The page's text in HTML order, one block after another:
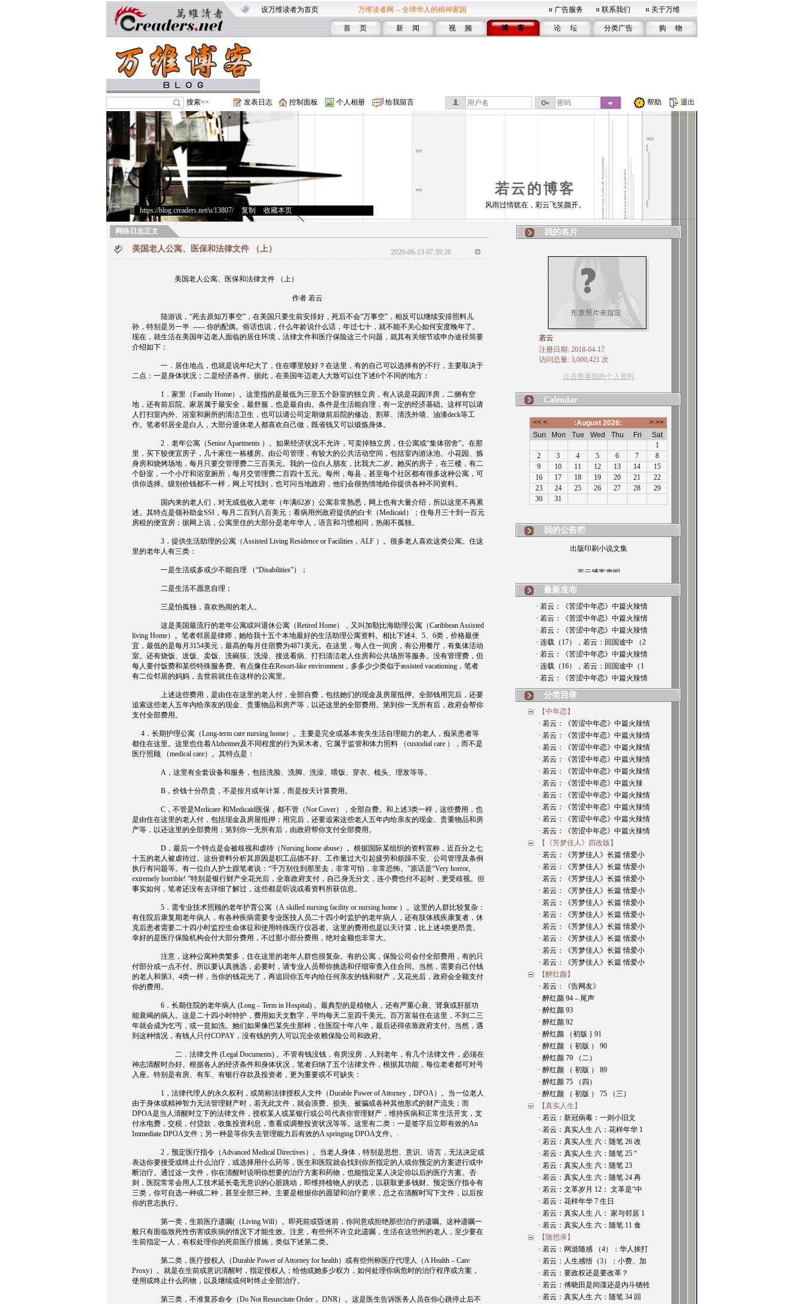
设万维读者为首页 万维读者网 -- 全球华人的精神家园 广告服务 联系我们 关于万维
首 页 新 闻 视 频 博 客 论 坛 分类广告 购 物
搜索>> 发表日志 控制面板 个人相册 给我留言 帮助 退出
若云的博客
https://blog.creaders.net/u/13807/> 复制 收藏本页
风雨过情犹在，彩云飞笑颜开。
网络日志正文
美国老人公寓、医保和法律文件 （上） 2020-06-13 07:39:26
美国老人公寓、医保和法律文件 （上）
作者 若云
陆游说， “死去原知万事空”，在美国只要生前安排好，死后不会“万事空”，相反可以继续安排照料儿
孙，特别是另一半----- 你的配偶。俗话也说，什么年龄说什么话，年过七十，就不能不关心如何安度晚年了。
现在，就生活在美国年迈老人面临的居住环境，法律文件和医疗保险这三个问题，就其有关细节或申办途径简要
介绍如下：
一．居住地点，也就是说年纪大了，住在哪里较好？在这里，有的自己可以选择有的不行，主要取决于
二点：一是身体状况；二是经济条件。据此，在美国年迈老人大致可以住下述6个不同的地方：
1 ．家里（Family Home）。这里指的是最低为三至五个卧室的独立房，有人说是花园洋房，二侧有空
地，还有前后院。家居属于最安全，最舒服，也是最自由。条件是生活能自理，有一定的经济基础。这样可以请
人打扫室内外、浴室和厕所的清洁卫生，也可以请公司定期做前后院的修边、割草、清洗外墙、油漆deck等工
作。笔者邻居全是白人，大部分退休老人都喜欢自己做，既省钱又可以锻炼身体。
2．老年公寓（Senior Apartments ）。如果经济状况不允许，可卖掉独立房，住公寓或“集体宿舍”。在那
里，买下较便宜房子，几十家住一栋楼房。由公司管理，有较大的公共活动空间，包括室内游泳池、小花园、炼
身房和烧烤场地，每月只要交管理费二三百美元。我的一位白人朋友，比我大二岁。她买的房子，在三楼，有二
个卧室，一个小厅和浴室厕所，每月交管理费二百四十五元。每州，每县，甚至每个社区都有很多这种公寓，可
供你选择。级别价钱都不一样，网上可找到，也可问当地政府，他们会很热情地给你提供各种不同资料。
国内来的老人们，对无或低收入老年（年满62岁）公寓非常熟悉，网上也有大量介绍，所以这里不再累
述。其特点是领补助金SSI，每月二百到八百美元；看病用州政府提供的白卡（Medicaid）；住每月三十到一百元
房租的便宜房；据网上说，公寓里住的大部分是老年华人，语言和习惯相同，热闹不孤独。
3．提供生活助理的公寓（Assisted Living Residence or Facilities， ALF ）。很多老人喜欢这类公寓。住这
里的老年人有三类：
一是生活或多或少不能自理 （“Disabilities”）；
二是生活不愿意自理；
三是怕孤独，喜欢热闹的老人。
这是美国最流行的老年公寓或叫退休公寓（Retired Home），又叫加勒比海助理公寓（Caribbean Assisted
living Home）。笔者邻居是律师，她给我十五个本地最好的生活助理公寓资料。相比下述4、 5、 6类，价格最便
宜，最低的是每月 3154美元，最高的每月住宿费为4871美元。在这里，每人住一间房，有公用餐厅，有集体活动
室。还有烧饭、送饭、卖饭、洗碗筷、洗澡、接送看病、打扫清洁老人住房和公共场所等服务。没有管理费，但
每人要付饭费和某些特殊服务费。有点像住在Resort-like environment，多多少少类似于assisted vacationing，笔者
有二位邻居的妈妈，去世前就住在这样的公寓里。
上述这些费用，是由住在这里的老人付，全部自费，包括她们的现金及房屋抵押。全部钱用完后，还要
追索这些老人五年内给亲友的现金、贵重物品和房产等，以还这里的全部费用。第到你一无所有后，政府会帮你
支付全部费用。
4．长期护理公寓（Long-term care nursing home）。主要是完全或基本丧失生活自理能力的老人，痴呆患者等
都住在这里。这里也住着Alzheimer及不同程度的行为呆木者。它属于监管和体力照料 （custodial care ），而不是
医疗照顾
（medical care）。其特点是：
A，这里有全套设备和服务，包括洗脸、洗脚、洗澡、喂饭、穿衣、梳头、理发等等。
B，价钱十分昂贵，不是按月或年计算，而是按天计算费用。
C，不管是Medicare 和Medicaid医保，都不管（Not Cover），全部自费。和上述3类一样，这些费用，也
是由住在这里的老人付，包括现金及房屋抵押；用完后，还要追索这些老人五年内给亲友的现金、贵重物品和房
产等，以还这里的全部费用；第到你一无所有后，由政府帮你支付全部费用。
D，最后一个特点是会被歧视和虐待（Nursing home abuse）。根据国际某组织的资料宣称，近百分之七
十五的老人被虐待过。这份资料分析其原因是职工品德不好、工作量过大引起疲劳和烦躁不安、公司管理及条例
执行有问题等。有一位白人护士跟笔者说： “千万别住到那里去，非常可怕，非常恐怖。 ”原话是“Very horror,
extremely horrible! ”特别是银行财产全花光后，全靠政府支付，自己身无分文，连小费也付不起时，更受歧视。但
事实如何，笔者还没有去详细了解过，这些都是听说或看资料所获信息。
5．需专业技术照顾的老年护育公寓（A skilled nursing facility or nursing home ）。这里的人群比较复杂：
有住院后康复期老年病人，有各种疾病需要专业医技人员二十四小时监护的老年病人，还有肢体残疾康复者，休
克后患者需要二十四小时监控生命体征和使用特殊医疗仪器者。这里的费用也是以天计算，比上述4类更昂贵。
幸好的是医疗保险机构会付大部分费用，不过那小部分费用，绝对金额也非常大。
注意，这种公寓种类繁多，住在这里的老年人群也很复杂。有的公寓，保险公司会付全部费用，有的只
付部分或一点不付。所以要认真挑选，必要时，请专业人员帮你挑选和仔细审查入住合同。当然，需要自己付钱
的老人和第3、 4类一样，当你的钱花光了，再追回你五年内给任何亲友的钱和财产，又花光后，政府会全额支付
你的费用。
6．长期住院的老年病人 (Long – Term in Hospital) 。最典型的是植物人，还有严重心衰、肾衰或肝脏功
能衰竭的病人。这是二十四小时特护，费用如天文数字，平均每天二至四千美元。百万富翁住在这里，不到二三
年就会成为乞丐，或一贫如洗。她们如果像巴某先生那样，住医院十年八年，最后还得依靠政府支付。当然，遇
到这种情况，有钱人只付COPAY，没有钱的穷人可以完全依赖保险公司和政府。
二．法律文件(Legal Documents) 。不管有钱没钱，有房没房，人到老年，有几个法律文件，必须在
神志清醒时办好。根据各人的经济条件和身体状况，笔者归纳了五个法律文件，根据其功能，每位老者都可对号
入座。特别是有房、有车、有银行存款及投资者，更为重要或不可缺失：
1 ，法律代理人的永久权利，或简称法律授权人文件（Durable Power of Attorney， DPOA）。当一位老人
由于身体或精神智力无法管理财产时，若无此文件，就会浪费、损失、被骗或各种其他形式的财产流失；而
DPOA是当人清醒时立下的法律文件，授权某人或某银行或公司代表你管理财产，维持疾病和正常生活开支，支
付水电费，交税，付贷款，收集投资利息，查看或调整投资状况等等。这里有二类：一是签字后立即有效的An
Immediate DPOA文件；另一种是等你失去管理能力后有效的A springing DPOA文件。 .
2，预定医疗指令（Advanced Medical Directives）。当老人身体，特别是思想、意识、语言，无法决定或
表达你要接受或终止什么治疗，或选择用什么药等，医生和医院就会找到你所指定的人或你预定的方案进行或中
断治疗。通过这一文件，你在清醒时说明你想要的治疗方案和药物，也能指定某人决定你以后的医疗方案。否
则，医院常常会用人工技术延长毫无意识的心脏跳动，即维持植物人的状态，以获取更多钱财。预定医疗指令有
三类，你可自选一种或二种，甚至全部三种。主要是根据你的愿望和治疗要求，总之在清醒时写下文件，以后按
你的意志执行。
第一类，生前医疗遗嘱(（Living Will）。即死前或昏迷前，你同意或拒绝那些治疗的遗嘱。这种遗嘱一
般只有面临致死性伤害或疾病的情况下才能生效。注意，有些州不许立此遗嘱，生活在这些州的老人，至少要在
生前指定一人，有权处理你的死前医疗措施，类似下述第二类。
第二类，医疗授权人（Durable Power of Attorney for health）或有些州称医疗代理人（A Health – Care
Proxy）。就是在生前或意识清醒时，指定授权人；给他或她多少权力，如何处理你病危时的治疗程序或方案，
使用或终止什么药物，以及继续或何时终止全部治疗。
第三类，不准复苏命令（Do Not Resuscitate Order， DNR）。这是医生告诉医务人员在你心跳停止后不
我的名片
若云
注册日期: 2018-04-17
访问总量: 3,000,421 次
点击查看我的个人资料
Calendar
我的公告栏
最新发布
· 若云：《苦涩中年恋》中篇火辣情
· 若云：《苦涩中年恋》中篇火辣情
· 若云：《苦涩中年恋》中篇火辣情
· 连载（17），若云：回国途中 （2
· 若云：《苦涩中年恋》中篇火辣情
· 连载（16），若云：回国途中（1
· 若云：《苦涩中年恋》中篇火辣情
分类目录
【中年恋】
· 若云：《苦涩中年恋》中篇火辣情
· 若云：《苦涩中年恋》中篇火辣情
· 若云：《苦涩中年恋》中篇火辣情
· 若云：《苦涩中年恋》中篇火辣情
· 若云：《苦涩中年恋》中篇火辣情
· 若云：《苦涩中年恋》中篇火辣
· 若云：《苦涩中年恋》中篇火辣情
· 若云：《苦涩中年恋》中篇火辣情
· 若云：《苦涩中年恋》中篇火辣情
· 若云：《苦涩中年恋》中篇火辣情
【《芳梦佳人》四改版】
· 若云：《芳梦佳人》长篇 情爱小
· 若云：《芳梦佳人》长篇 情爱小
· 若云：《芳梦佳人》长篇 情爱小
· 若云：《芳梦佳人》长篇 情爱小
· 若云：《芳梦佳人》长篇 情爱小
· 若云：《芳梦佳人》长篇 情爱小
· 若云：《芳梦佳人》长篇 情爱小
· 若云：《芳梦佳人》长篇 情爱小
· 若云：《芳梦佳人》长篇 情爱小
· 若云：《芳梦佳人》长篇 情爱小
【醉红颜】
· 若云：《告网友》
· 醉红颜 94 – 尾声
· 醉红颜 93
· 醉红颜 92
· 醉红颜 （初版 } 91
· 醉红颜 （ 初版 ） 90
· 醉红颜 79 （二）
· 醉红颜 （ 初版 ） 89
· 醉红颜 75 （四）
· 醉红颜 （ 初版 ） 75 （三）
【真实人生】
· 若云：新冠病毒：一则小旧文
· 若云：真实人生 八：花样年华 1
· 若云：真实人生 六：随笔 26 改
· 若云：真实人生 六：随笔 25 “
· 若云：真实人生 六：随笔 23
· 若云：真实人生 六：随笔 24 再
· 若云：文革岁月 12： 文革是“中
· 若云：花样年华 7 生日
· 若云：真实人生 八： 家与邻居 1
· 若云：真实人生 六：随笔 11 食
【随想录】
· 若云：网游随感 （4）：华人挨打
· 若云：人生感悟（3）：小费、加
· 若云：要政权还是要改革？
· 若云：傅晓田是间谍还是内斗牺牲
· 若云：真实人生 六：随笔 34 回